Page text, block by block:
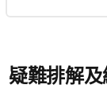
疑難排解